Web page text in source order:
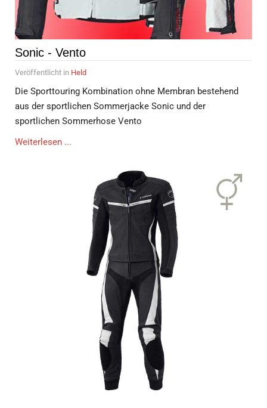
Sonic - Vento
Veröffentlicht in Held
Die Sporttouring Kombination ohne Membran bestehend
aus der sportlichen Sommerjacke Sonic und der
sportlichen Sommerhose Vento
Weiterlesen ...